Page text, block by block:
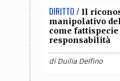
DIRITTO / Il
manipolativo
come
responsabilità
diDuilia Delfino